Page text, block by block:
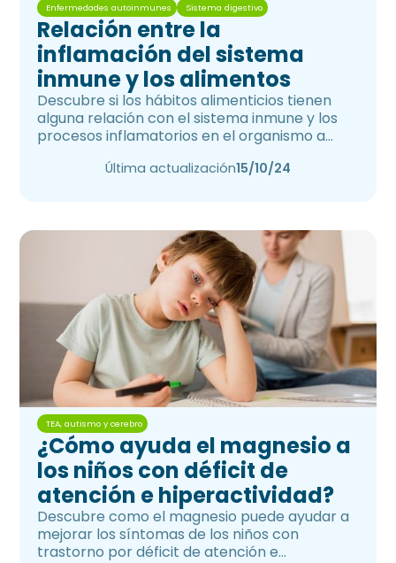
Enfermedades autoinmunes Sistema digestivo
Relación entre la
inflamación del sistema
inmune y los alimentos
Descubre si los hábitos alimenticios tienen
alguna relación con el sistema inmune y los
procesos inflamatorios en el organismo a
Última actualización15/10/24
TEA, autismo y cerebro
¿Cómo ayuda el magnesio a
los niños con déficit de
atención e hiperactividad?
Descubre como el magnesio puede ayudar a
mejorar los síntomas de los niños con
trastorno por déficit de atención e